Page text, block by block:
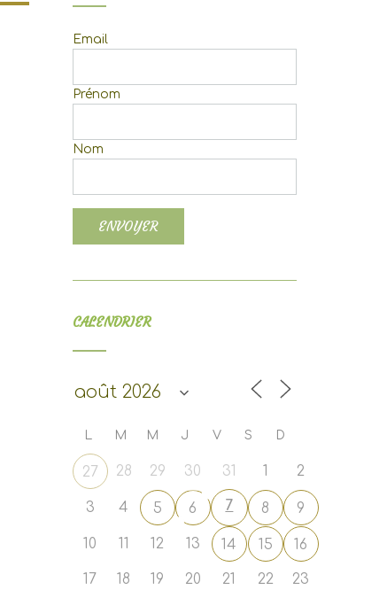
Email
Prénom
Nom
CALENDRIER
L M M J V S D
27 28 29 30 31 2
3 4 5 6 7 8 9
10 12 13 14 15 16
17 18 19 20 21 22 23